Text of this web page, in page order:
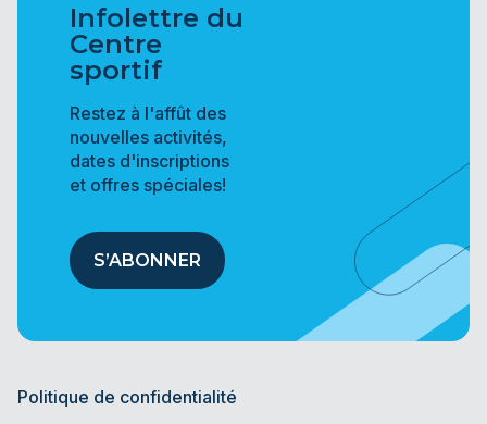
Infolettre du
Centre
sportif
Restez à l'affût des
nouvelles activités,
dates d'inscriptions
et offres spéciales!
S’ABONNER
Politique de confidentialité